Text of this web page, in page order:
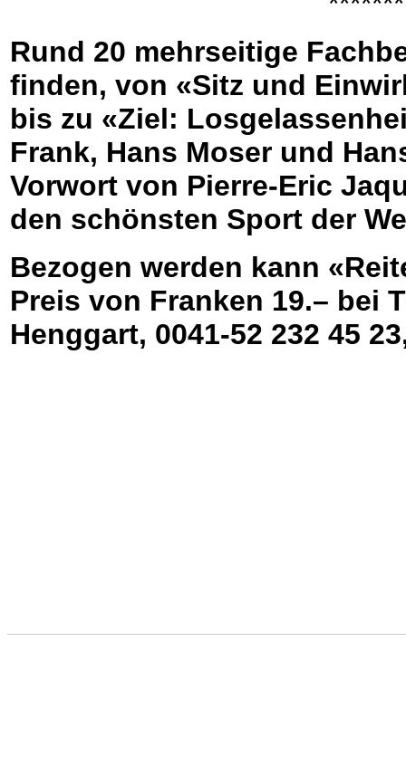
Rund 20 mehrseitige
finden, von «Sitz und
bis zu «Ziel:
Frank, Hans Moser und
Vorwort von Pierre-Eric
den schönsten Sport der
Bezogen werden kann
Preis von Franken 19.– bei
Henggart, 0041-52 232 45